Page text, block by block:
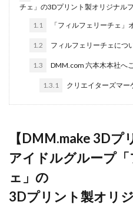
チェ」の3Dプリント製オリジナル
1.1 「フィルフェリーチェ」
1.2 フィルフェリーチェにつ
1.3 DMM.com 六本木本社へ
1.3.1 クリエイターズマー
【DMM.make 3Dプ
アイドルグループ
ェ」の
3Dプリント製オリ